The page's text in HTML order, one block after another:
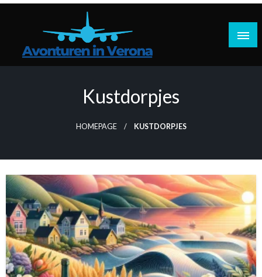
Doorgaan
Reisplannen, praktische tips, reisverhalen
Kustdorpjes
HOMEPAGE KUSTDORPJES